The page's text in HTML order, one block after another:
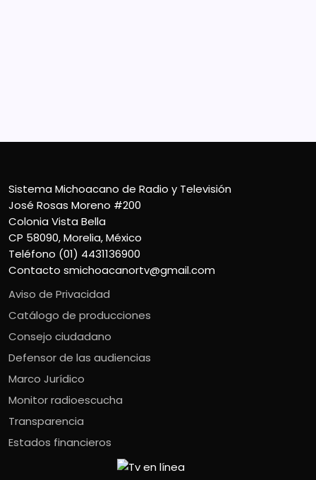
Sistema Michoacano de Radio y Televisión
José Rosas Moreno #200
Colonia Vista Bella
CP 58090, Morelia, México
Teléfono (01) 4431136900
Contacto smichoacanortv@gmail.com
Aviso de Privacidad
Catálogo de producciones
Consejo ciudadano
Defensor de las audiencias
Marco Jurídico
Monitor radioescucha
Transparencia
Estados financieros